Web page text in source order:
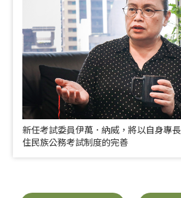
新任考試委員伊萬．納威，將以自身專
住民族公務考試制度的完善